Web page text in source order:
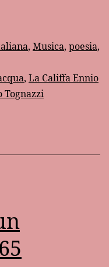
, Musica, poesia,
, La Califfa Ennio
Tognazzi